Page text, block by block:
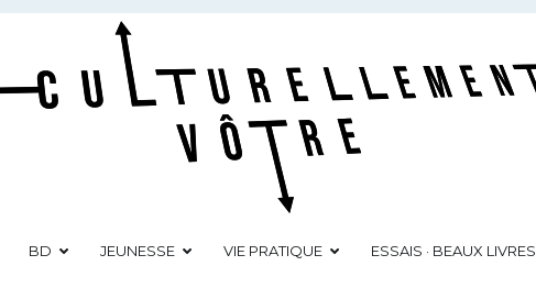
BD JEUNESSE VIE PRATIQUE ESSAIS · BEAUX LIVRES